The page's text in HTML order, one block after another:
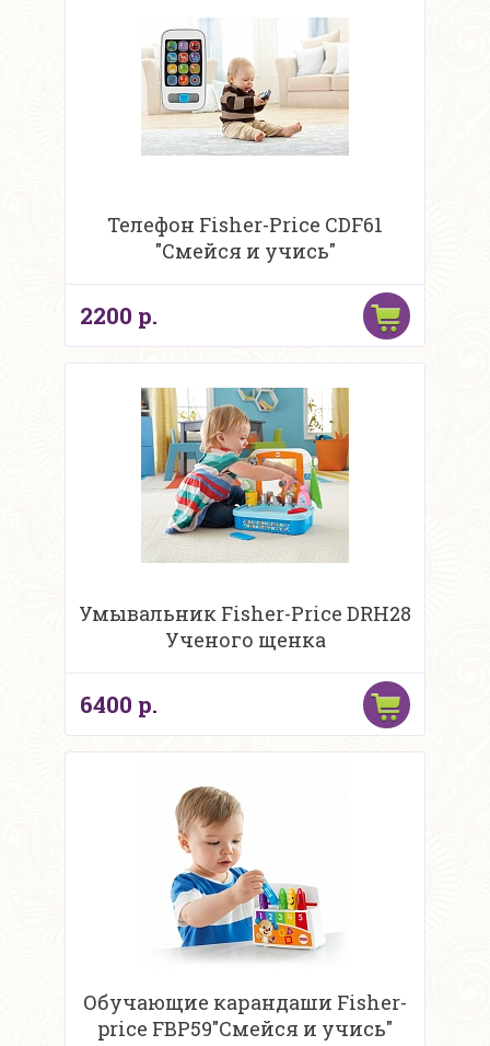
Телефон Fisher-Price CDF61
"Смейся и учись"
2200 р.
Умывальник Fisher-Price DRH28
Ученого щенка
6400 р.
Обучающие карандаши Fisher-
price FBP59"Смейся и учись"